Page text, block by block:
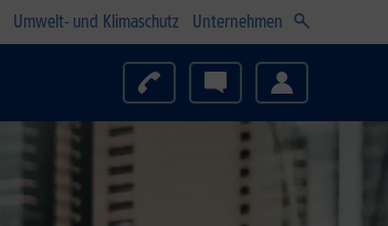
Umwelt- und Klimaschutz Unternehmen